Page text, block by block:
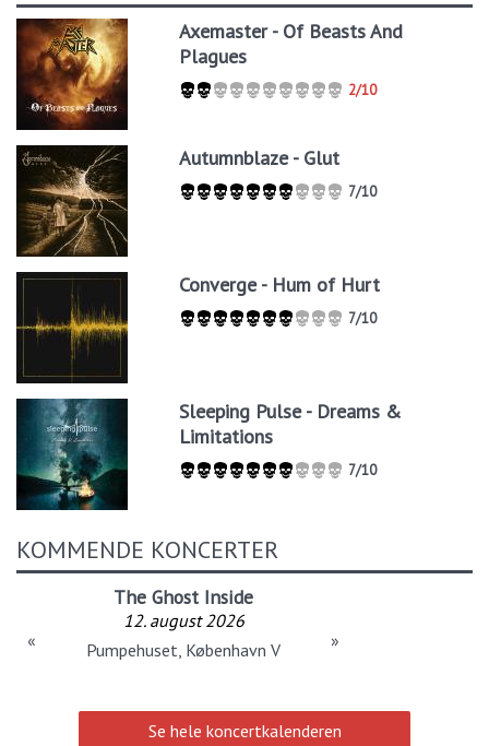
Axemaster - Of Beasts And
Plagues
2/10
Autumnblaze - Glut
7/10
Converge - Hum of Hurt
7/10
Sleeping Pulse - Dreams &
Limitations
7/10
KOMMENDE KONCERTER
The Ghost Inside
12. august 2026
Pumpehuset, København V
« »
Se hele koncertkalenderen